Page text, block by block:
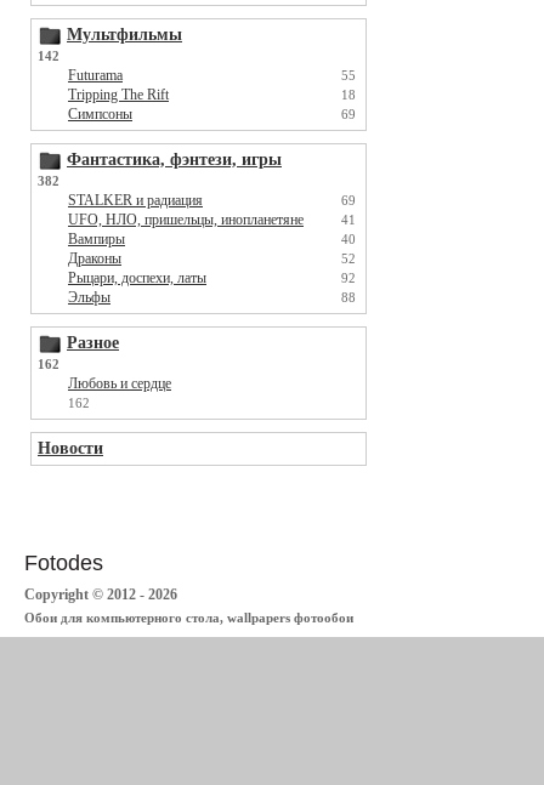
Мультфильмы
142
Futurama 55
Tripping The Rift 18
Симпсоны 69
Фантастика, фэнтези, игры
382
STALKER и радиация 69
UFO, НЛО, пришельцы, инопланетяне 41
Вампиры 40
Драконы 52
Рыцари, доспехи, латы 92
Эльфы 88
Разное
162
Любовь и сердце
162
Новости
Fotodes
Copyright © 2012 - 2026
Обои для компьютерного стола, wallpapers фотообои